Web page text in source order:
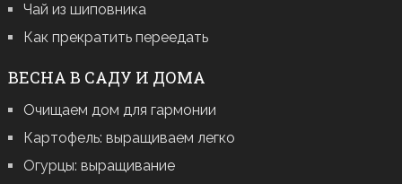
Чай из шиповника
Как прекратить переедать
ВЕСНА В САДУ И ДОМА
Очищаем дом для гармонии
Картофель: выращиваем легко
Огурцы: выращивание